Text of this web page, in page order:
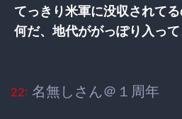
てっきり米軍に没収されてる
何だ、地代ががっぽり入って
22: 名無しさん＠１周年